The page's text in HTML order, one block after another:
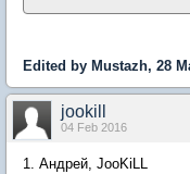
Edited by Mustazh, 28
jookill
04 Feb 2016
1. Андрей, JooKiLL